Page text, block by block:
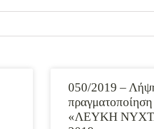
050/2019 –
«ΛΕΥΚΗ